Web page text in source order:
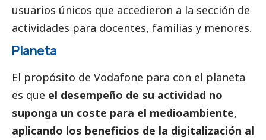
usuarios únicos que accedieron a la sección de
actividades para docentes, familias y menores.
Planeta
El propósito de Vodafone para con el planeta
es que el desempeño de su actividad no
suponga un coste para el medioambiente,
aplicando los beneficios de la digitalización al